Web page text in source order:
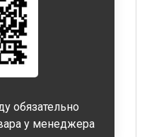
обязательно
у менеджера